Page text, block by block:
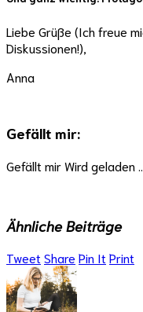
Liebe Grüße (Ich freue
Diskussionen!),
Anna
Gefällt mir:
Gefällt mirWird geladen …
Ähnliche Beiträge
Tweet Share Pin It Print